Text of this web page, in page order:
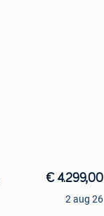
€ 4.299,00
2 aug 26